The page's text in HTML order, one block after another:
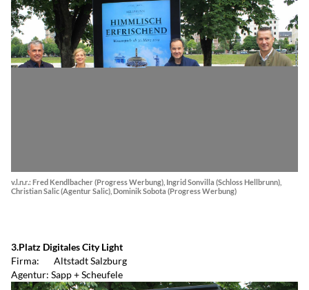
v.l.n.r.: Fred Kendlbacher (Progress Werbung), Ingrid Sonvilla (Schloss Hellbrunn),
Christian Salic (Agentur Salic), Dominik Sobota (Progress Werbung)
3.Platz Digitales City Light
Firma: Altstadt Salzburg
Agentur: Sapp + Scheufele